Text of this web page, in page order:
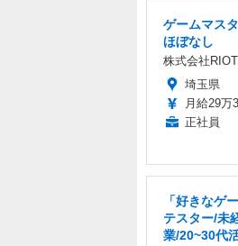
ゲームマス
ほぼなし
株式会社RIOT
埼玉県
月給29万
正社員
「好きなゲ
テスター/未
業/20~30代